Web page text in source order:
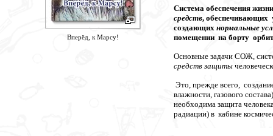
Вперёд, к Марсу!
Система обеспечения
средств, обеспечивающих
создающих нормальные
помещении на борту
Основные задачи СОЖ,
средств защиты
Это, прежде всего,
влажности, газового
необходима защита
радиации) в кабине